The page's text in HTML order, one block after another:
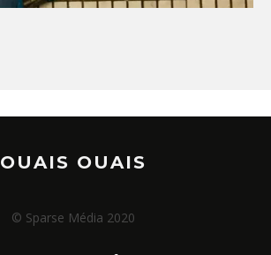
OUAIS OUAIS
© Sparse Média 2020